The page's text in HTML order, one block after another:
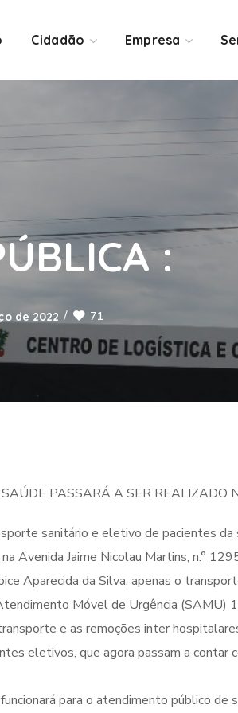
Cidadão Empresa
:
de 2022 71
PASSARÁ A SER REALIZADO
sanitário e eletivo de pacientes da
Avenida Jaime Nicolau Martins, n.°
Aparecida da Silva, apenas o
Móvel de Urgência (SAMU)
e as remoções inter
eletivos, que agora passam a
para o atendimento público